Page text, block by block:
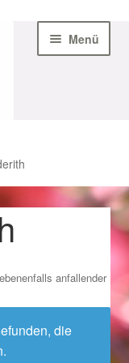
Menü
anfallender
die